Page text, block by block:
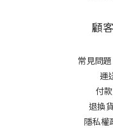
顧
常見問
運
付
退換
隱私權